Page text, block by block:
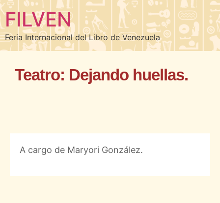
FILVEN
Feria Internacional del Libro de Venezuela
Teatro: Dejando huellas.
A cargo de Maryori González.